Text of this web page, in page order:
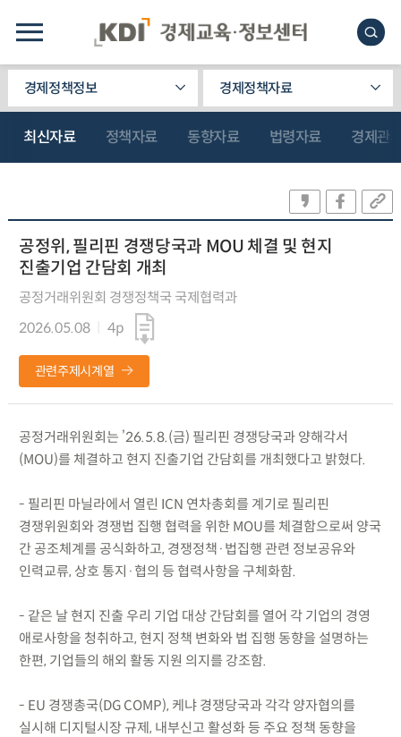
경제정책정보 경제정책자료
최신자료 정책자료 동향자료 법령자료 경제관
공정위, 필리핀 경쟁당국과 MOU 체결 및 현지
진출기업 간담회 개최
공정거래위원회 경쟁정책국 국제협력과
2026.05.08
4p
관련주제시계열
공정거래위원회는 ’26.5.8.(금) 필리핀 경쟁당국과 양해각서
(MOU)를 체결하고 현지 진출기업 간담회를 개최했다고 밝혔다.
- 필리핀 마닐라에서 열린 ICN 연차총회를 계기로 필리핀
경쟁위원회와 경쟁법 집행 협력을 위한 MOU를 체결함으로써 양국
간 공조체계를 공식화하고, 경쟁정책·법집행 관련 정보공유와
인력교류, 상호 통지·협의 등 협력사항을 구체화함.
- 같은 날 현지 진출 우리 기업 대상 간담회를 열어 각 기업의 경영
애로사항을 청취하고, 현지 정책 변화와 법 집행 동향을 설명하는
한편, 기업들의 해외 활동 지원 의지를 강조함.
- EU 경쟁총국(DG COMP), 케냐 경쟁당국과 각각 양자협의를
실시해 디지털시장 규제, 내부신고 활성화 등 주요 정책 동향을